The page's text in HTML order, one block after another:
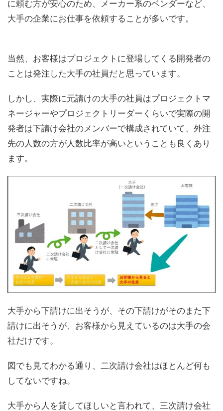
に頼む方が安心のため、メーカー系のベンダーなど、
大手の企業にお仕事を依頼することが多いです。
当然、お客様はプロジェクトに登場してくる開発者の
ことは発注した大手の社員だと思っています。
しかし、実際に元請けの大手の社員はプロジェクトマ
ネージャーやプロジェクトリーダーくらいで実際の開
発者は下請け会社のメンバーで構成されていて、外注
先の人数の方が人数比率が高いということも良くあり
ます。
大手から下請けに出そうが、その下請けがそのまた下
請けに出そうが、 お客様から見えているのは大手の会
社だけです。
図でも見てわかる通り、二次請け会社はほとんど何も
してないですね。
大手から人を貸してほしいと言われて、 三次請け会社